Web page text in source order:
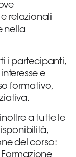
relazionali
nella
i partecipanti,
e
formativo,
a tutte le
del corso: